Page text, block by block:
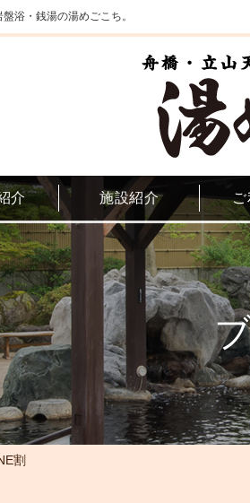
浴・銭湯の湯めごこち。
介 施設紹介 ご
割